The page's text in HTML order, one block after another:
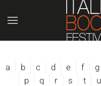
Skip to main content
a b c d e f g
p
q r s t u